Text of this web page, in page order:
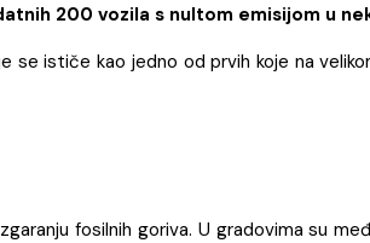
200 vozila s nultom emisijom u
se ističe kao jedno od prvih koje na
fosilnih goriva. U gradovima su